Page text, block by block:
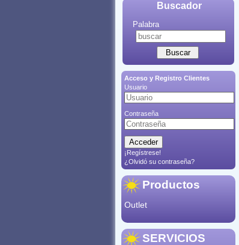
Buscador
Palabra
Acceso y Registro Clientes
Usuario
Contraseña
¡Regístrese!
¿Olvidó su contraseña?
Productos
Outlet
SERVICIOS